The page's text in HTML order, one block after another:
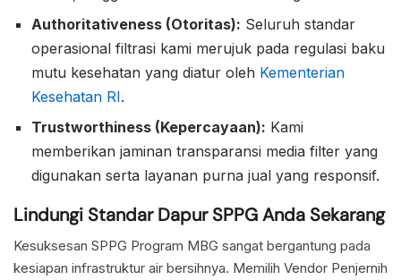
Authoritativeness (Otoritas): Seluruh standar
operasional filtrasi kami merujuk pada regulasi baku
mutu kesehatan yang diatur oleh Kementerian
Kesehatan RI.
Trustworthiness (Kepercayaan): Kami
memberikan jaminan transparansi media filter yang
digunakan serta layanan purna jual yang responsif.
Lindungi Standar Dapur SPPG Anda Sekarang
Kesuksesan SPPG Program MBG sangat bergantung pada
kesiapan infrastruktur air bersihnya. Memilih Vendor Penjernih